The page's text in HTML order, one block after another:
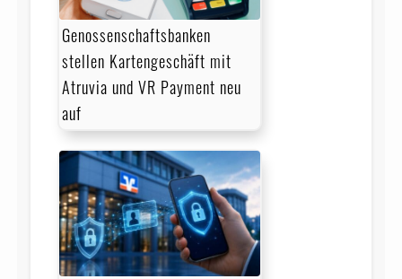
Genossenschaftsbanken
stellen Kartengeschäft mit
Atruvia und VR Payment neu
auf